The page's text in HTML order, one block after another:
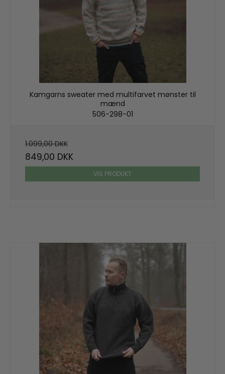
Kamgarns sweater med multifarvet mønster til
mænd
506-298-01
1.099,00 DKK
849,00 DKK
VIS PRODUKT